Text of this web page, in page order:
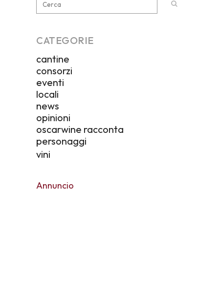
CATEGORIE
cantine
consorzi
eventi
locali
news
opinioni
oscarwine racconta
personaggi
vini
Annuncio